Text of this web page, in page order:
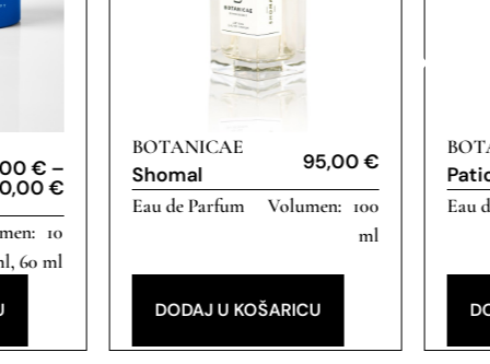
€–
€
10
60 ml
BOTANICAE
Shomal 95,00€
Eau de Parfum
100
ml
DODAJ U KOŠARICU
Eau